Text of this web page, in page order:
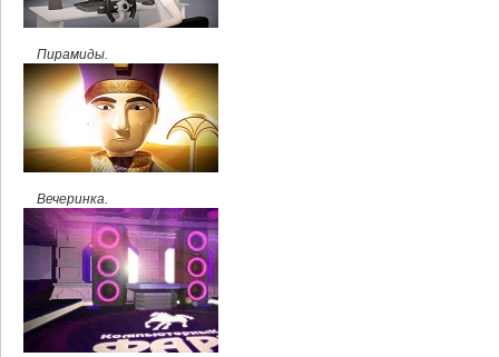
Пирамиды.
Вечеринка.